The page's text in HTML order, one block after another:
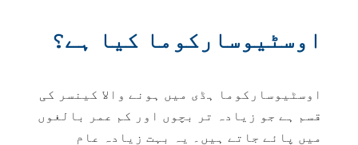
اوسٹیوسارکوما کیا ہے؟
اوسٹیوسارکوما ہڈی میں ہونے والا کینسر کی
قسم ہے جو زیادہ تر بچوں اور کم عمر بالغوں
میں پائے جاتے ہیں۔ یہ بہت زیادہ عام